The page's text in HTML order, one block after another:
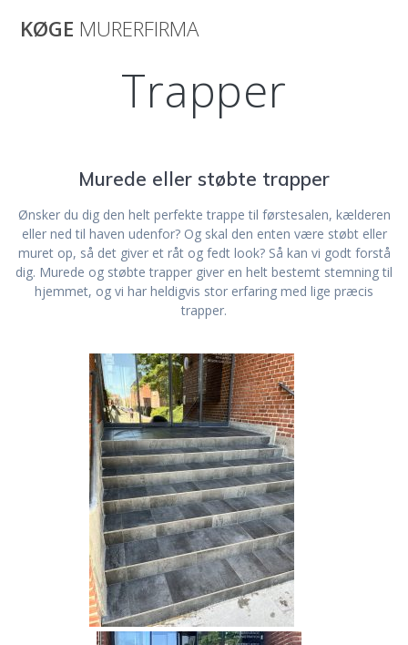
KØGE MURERFIRMA
Trapper
Murede eller støbte trapper
Ønsker du dig den helt perfekte trappe til førstesalen, kælderen
eller ned til haven udenfor? Og skal den enten være støbt eller
muret op, så det giver et råt og fedt look? Så kan vi godt forstå
dig. Murede og støbte trapper giver en helt bestemt stemning til
hjemmet, og vi har heldigvis stor erfaring med lige præcis
trapper.